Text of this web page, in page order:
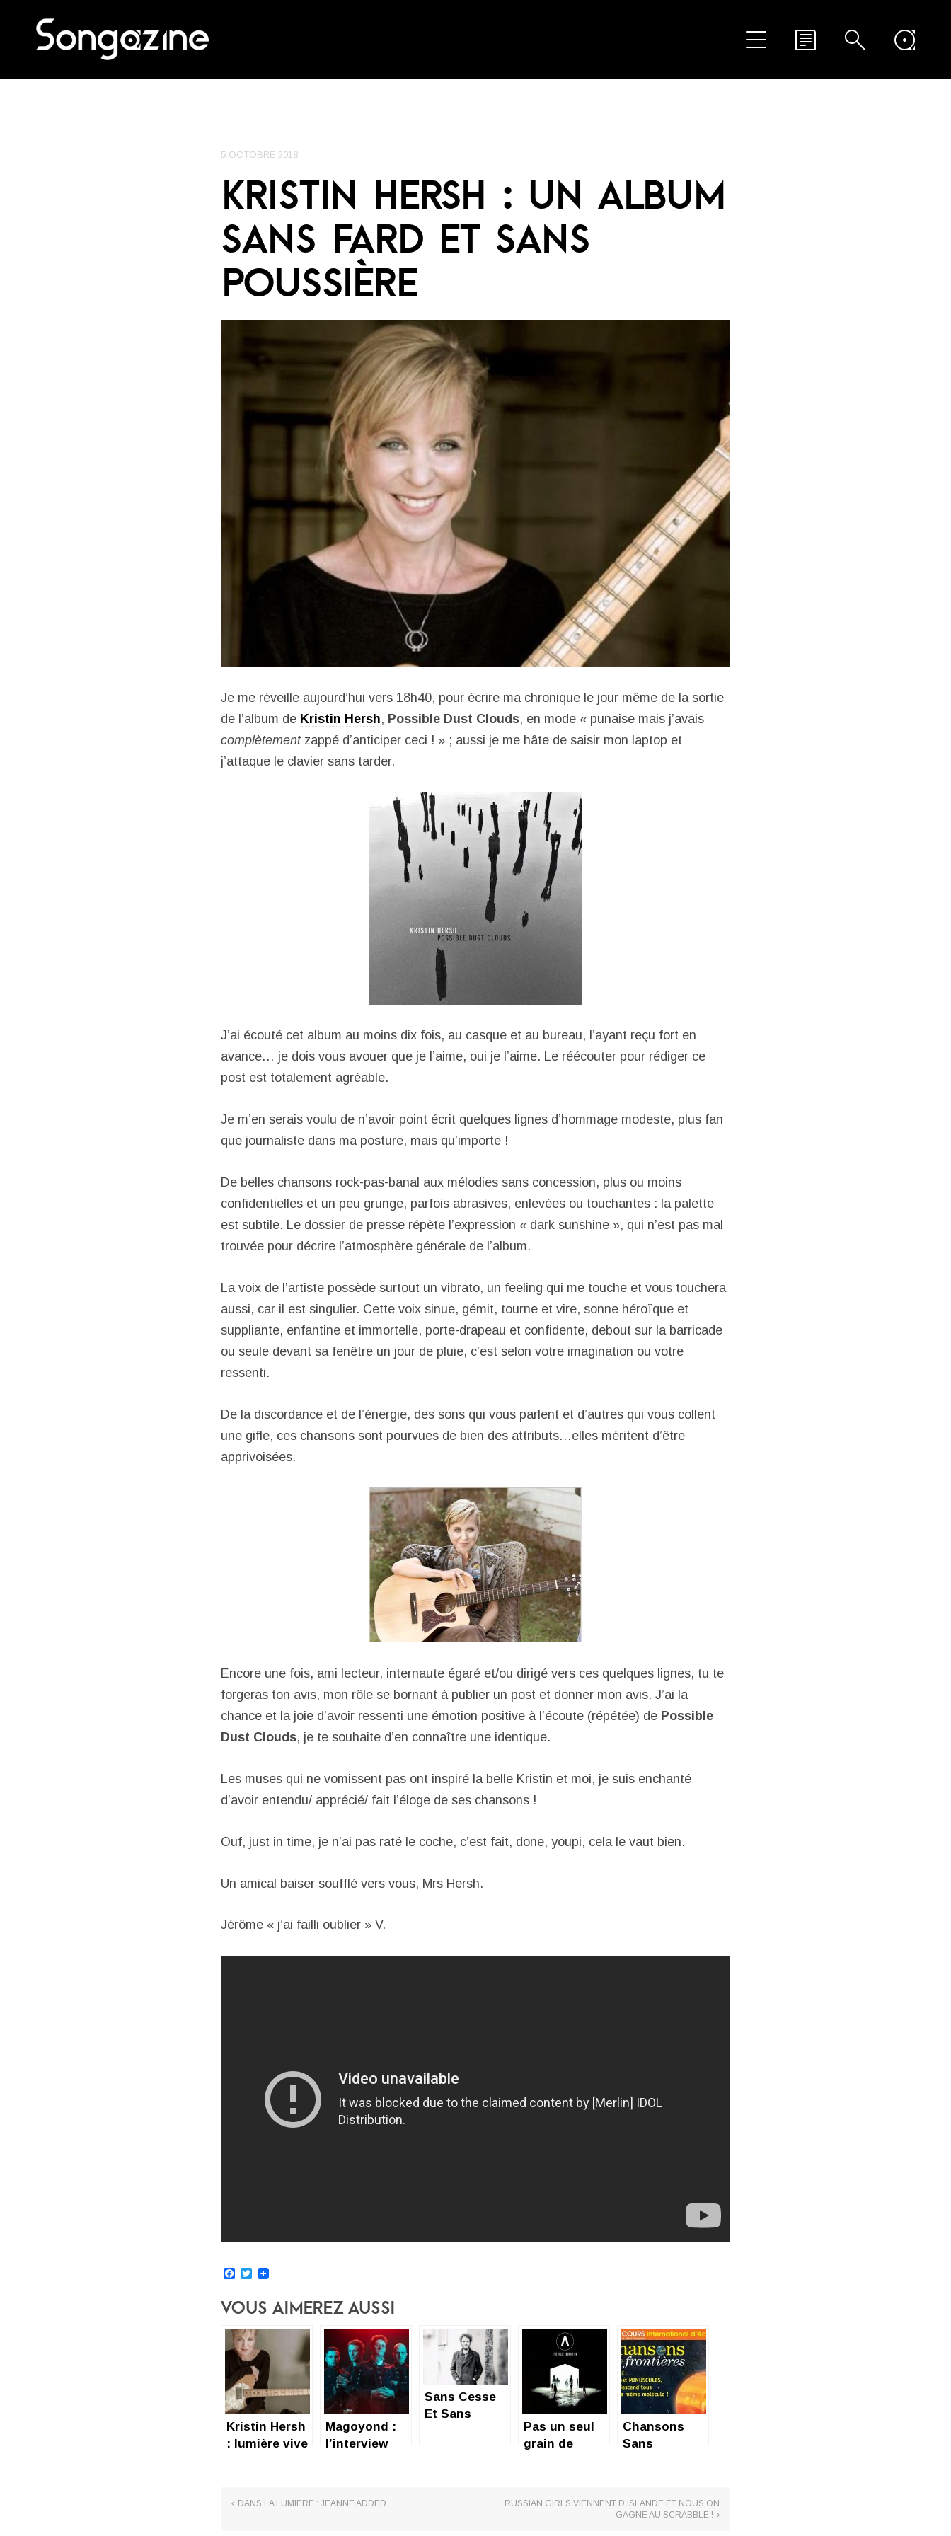
5 OCTOBRE 2018
KRISTIN HERSH : UN ALBUM
SANS FARD ET SANS
POUSSIÈRE
Je me réveille aujourd’hui vers 18h40, pour écrire ma chronique le jour même de la sortie
de l’album de Kristin Hersh, Possible Dust Clouds, en mode « punaise mais j’avais
complètementzappé d’anticiper ceci ! » ; aussi je me hâte de saisir mon laptop et
j’attaque le clavier sans tarder.
J’ai écouté cet album au moins dix fois, au casque et au bureau, l’ayant reçu fort en
avance… je dois vous avouer que je l’aime, oui je l’aime. Le réécouter pour rédiger ce
post est totalement agréable.
Je m’en serais voulu de n’avoir point écrit quelques lignes d’hommage modeste, plus fan
que journaliste dans ma posture, mais qu’importe !
De belles chansons rock-pas-banal aux mélodies sans concession, plus ou moins
confidentielles et un peu grunge, parfois abrasives, enlevées ou touchantes : la palette
est subtile. Le dossier de presse répète l’expression « dark sunshine », qui n’est pas mal
trouvée pour décrire l’atmosphère générale de l’album.
La voix de l’artiste possède surtout un vibrato, un feeling qui me touche et vous touchera
aussi, car il est singulier. Cette voix sinue, gémit, tourne et vire, sonne héroïque et
suppliante, enfantine et immortelle, porte-drapeau et confidente, debout sur la barricade
ou seule devant sa fenêtre un jour de pluie, c’est selon votre imagination ou votre
ressenti.
De la discordance et de l’énergie, des sons qui vous parlent et d’autres qui vous collent
une gifle, ces chansons sont pourvues de bien des attributs…elles méritent d’être
apprivoisées.
Encore une fois, ami lecteur, internaute égaré et/ou dirigé vers ces quelques lignes, tu te
forgeras ton avis, mon rôle se bornant à publier un post et donner mon avis. J’ai la
chance et la joie d’avoir ressenti une émotion positive à l’écoute (répétée) de Possible
Dust Clouds, je te souhaite d’en connaître une identique.
Les muses qui ne vomissent pas ont inspiré la belle Kristin et moi, je suis enchanté
d’avoir entendu/ apprécié/ fait l’éloge de ses chansons !
Ouf, just in time, je n’ai pas raté le coche, c’est fait, done, youpi, cela le vaut bien.
Un amical baiser soufflé vers vous, Mrs Hersh.
Jérôme « j’ai failli oublier » V.
Facebook
Twitter
Vous Aimerez Aussi
Kristin Hersh
: lumière vive
Magoyond :
l’interview
Sans Cesse
Et Sans
Pas un seul
grain de
Chansons
Sans
DANS LA LUMIERE : JEANNE ADDED
RUSSIAN GIRLS VIENNENT D’ISLANDE ET NOUS ON
GAGNE AU SCRABBLE !